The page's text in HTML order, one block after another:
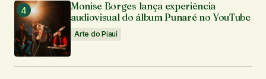
Monise Borges lança experiência
audiovisual do álbum Punaré no YouTube
Arte do Piauí